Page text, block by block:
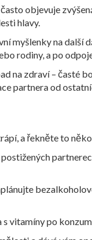
objevuje
hlavy.
myšlenky na
rodiny, a po
na zdraví – časté
partnera od
a řekněte to
vitamíny po